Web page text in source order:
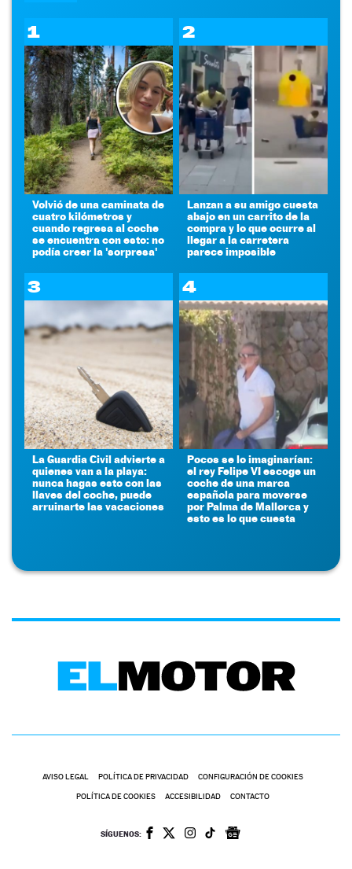
1
Volvió de una caminata de
cuatro kilómetros y
cuando regresa al coche
se encuentra con esto: no
podía creer la 'sorpresa'
2
Lanzan a su amigo cuesta
abajo en un carrito de la
compra y lo que ocurre al
llegar a la carretera
parece imposible
3
La Guardia Civil advierte a
quienes van a la playa:
nunca hagas esto con las
llaves del coche, puede
arruinarte las vacaciones
4
Pocos se lo imaginarían:
el rey Felipe VI escoge un
coche de una marca
española para moverse
por Palma de Mallorca y
esto es lo que cuesta
AVISO LEGAL POLÍTICA DE PRIVACIDAD CONFIGURACIÓN DE COOKIES
POLÍTICA DE COOKIES ACCESIBILIDAD CONTACTO
SÍGUENOS: